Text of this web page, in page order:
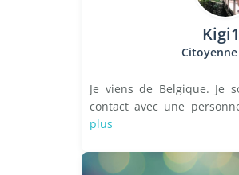
Citoyenne
Je viens de Belgique. Je
contact avec une
plus